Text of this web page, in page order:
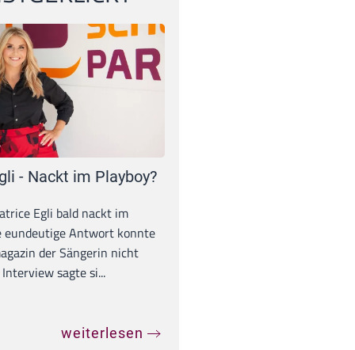
- Nackt im Playboy?
Egli bald nackt im
eundeutige Antwort konnte
der Sängerin nicht
sagte si...
weiterlesen